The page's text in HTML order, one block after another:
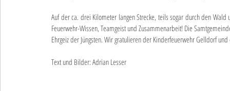
Auf der ca. drei Kilometer langen Strecke, teils sogar durch den
Feuerwehr-Wissen, Teamgeist und Zusammenarbeit! Die
Ehrgeiz der Jüngsten. Wir gratulieren der Kinderfeuerwehr Gelldorf
Text und Bilder: Adrian Lesser